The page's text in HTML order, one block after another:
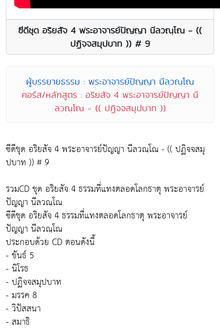
ซีดีชุด อริยสัจ 4 พระอาจารย์ปัญญา นีลวณฺโณ - ((
ปฏิจจสมุปบาท )) # 9
ผู้บรรยายธรรม : พระอาจารย์ปัญญา นีลวณฺโณ
คอร์ส/หลักสูตร : อริยสัจ 4 พระอาจารย์ปัญญา นี
ลวณฺโณ - (( ปฏิจจสมุปบาท ))
ซีดีชุด อริยสัจ 4 พระอาจารย์ปัญญา นีลวณฺโณ - (( ปฏิจจสมุ
ปบาท )) # 9
รวมCD ชุด อริยสัจ 4 ธรรมที่แทงตลอดโลกธาตุ พระอาจารย์
ปัญญา นีลวณฺโณ
ซีดีชุด อริยสัจ 4 ธรรมที่แทงตลอดโลกธาตุ พระอาจารย์
ปัญญา นีลวณฺโณ
ประกอบด้วย CD ตอนดังนี้
- ขันธ์ 5
- นิโรธ
- ปฏิจจสมุปบาท
- มรรค 8
- วิปัสสนา
- สมาธิ